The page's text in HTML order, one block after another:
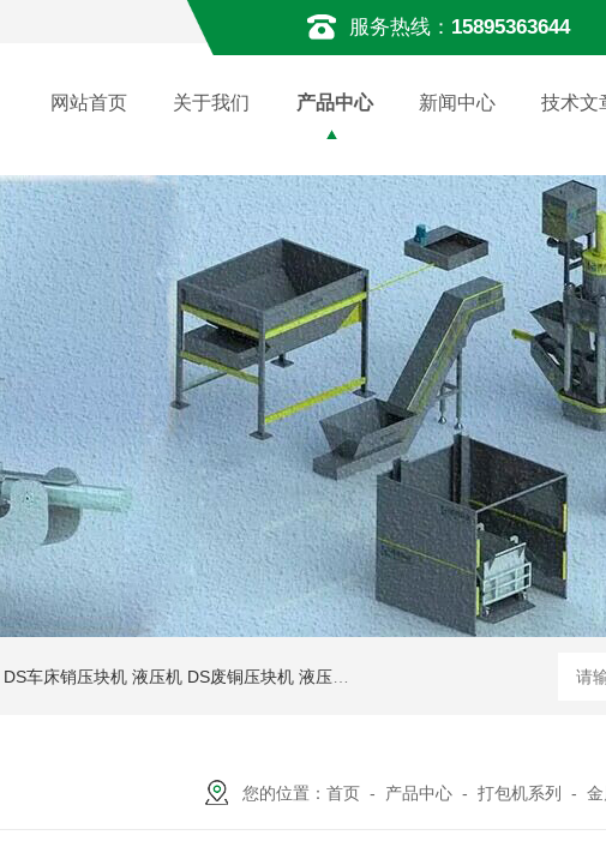
服务热线： 15895363644
网站首页 关于我们 产品中心 新闻中心 技术文
DS车床销压块机 液压机 DS废铜压块机 液压机 DS冲压件
您的位置： 首页 - 产品中心 - 打包机系列 -